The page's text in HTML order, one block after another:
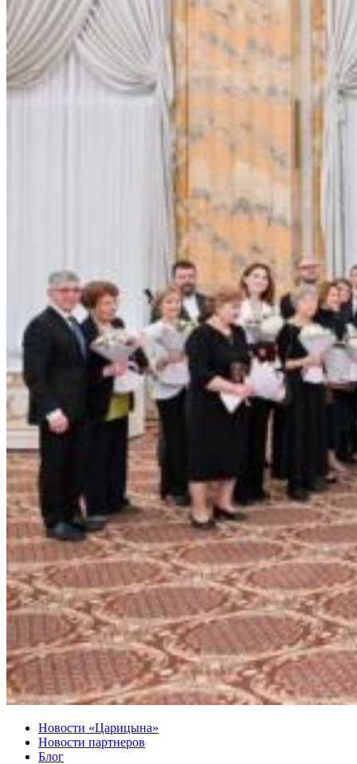
Новости «Царицына»
Новости партнеров
Блог